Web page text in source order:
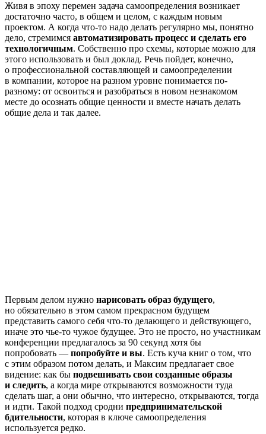
Живя в эпоху перемен задача самоопределения возникает
достаточно часто, в общем и целом, с каждым новым
проектом. А когда что-то надо делать регулярно мы, понятно
дело, стремимся автоматизировать процесс и сделать его
технологичным. Собственно про схемы, которые можно для
этого использовать и был доклад. Речь пойдет, конечно,
о профессиональной составляющей и самоопределении
в компании, которое на разном уровне понимается по-
разному: от освоиться и разобраться в новом незнакомом
месте до осознать общие ценности и вместе начать делать
общие дела и так далее.
Первым делом нужно нарисовать образ будущего,
но обязательно в этом самом прекрасном будущем
представить самого себя что-то делающего и действующего,
иначе это чье-то чужое будущее. Это не просто, но участникам
конференции предлагалось за 90 секунд хотя бы
попробовать — попробуйте и вы. Есть куча книг о том, что
с этим образом потом делать, и Максим предлагает свое
видение: как бы подвешивать свои созданные образы
и следить, а когда мире открываются возможности туда
сделать шаг, а они обычно, что интересно, открываются, тогда
и идти. Такой подход сродни предпринимательской
бдительности, которая в ключе самоопределения
используется редко.